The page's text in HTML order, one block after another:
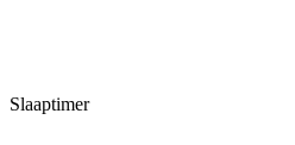
Slaaptimer